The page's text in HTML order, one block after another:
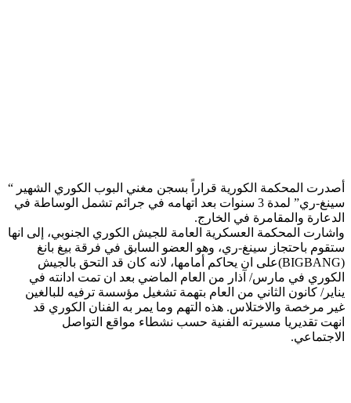
أصدرت المحكمة الكو​ري​ة قراراً بسجن مغني البوب الكوري الشهير “​
سينغ​-ري” لمدة 3 سنوات بعد اتهامه في جرائم تشمل الوساطة في ​
الدعارة​ و​المقامرة​ في الخارج.
واشارت المحكمة العسكرية العامة للجيش الكوري الجنوبي، إلى انها
ستقوم باحتجاز سينغ-ري، وهو العضو السابق في ​فرقة بيغ بانغ​
(BIGBANG)على ان يحاكم أمامها، لانه كان قد التحق بالجيش
الكوري في مارس/ آذار من العام الماضي بعد ان تمت ادانته في
يناير/ كانون الثاني من العام بتهمة تشغيل مؤسسة ترفيه للبالغين
غير مرخصة والاختلاس. هذه التهم وما يمر به الفنان الكوري قد
انهت تقديريا مسيرته الفنية حسب نشطاء مواقع التواصل
الاجتماعي.